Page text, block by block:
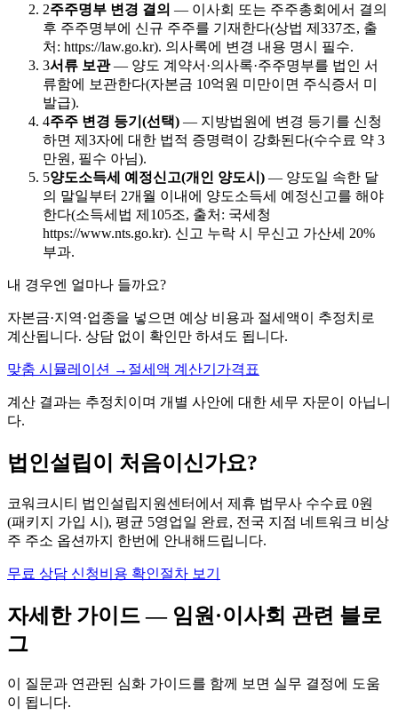
2주주명부 변경 결의 — 이사회 또는 주주총회에서 결의
후 주주명부에 신규 주주를 기재한다(상법 제337조, 출
처: https://law.go.kr). 의사록에 변경 내용 명시 필수.
3서류 보관— 양도 계약서·의사록·주주명부를 법인 서
류함에 보관한다(자본금 10억원 미만이면 주식증서 미
발급).
4주주 변경 등기(선택) — 지방법원에 변경 등기를 신청
하면 제3자에 대한 법적 증명력이 강화된다(수수료 약 3
만원, 필수 아님).
5양도소득세 예정신고(개인 양도시) — 양도일 속한 달
의 말일부터 2개월 이내에 양도소득세 예정신고를 해야
한다(소득세법 제105조, 출처: 국세청
https://www.nts.go.kr). 신고 누락 시 무신고 가산세 20%
부과.
내 경우엔 얼마나 들까요?
자본금·지역·업종을 넣으면 예상 비용과 절세액이 추정치로
계산됩니다. 상담 없이 확인만 하셔도 됩니다.
맞춤 시뮬레이션 → 절세액 계산기 가격표
계산 결과는 추정치이며 개별 사안에 대한 세무 자문이 아닙니
다.
법인설립이 처음이신가요?
코워크시티 법인설립지원센터에서 제휴 법무사 수수료 0원
(패키지 가입 시), 평균 5영업일 완료, 전국 지점 네트워크 비상
주 주소 옵션까지 한번에 안내해드립니다.
무료 상담 신청비용 확인절차 보기
자세한 가이드 — 임원·이사회 관련 블로
그
이 질문과 연관된 심화 가이드를 함께 보면 실무 결정에 도움
이 됩니다.